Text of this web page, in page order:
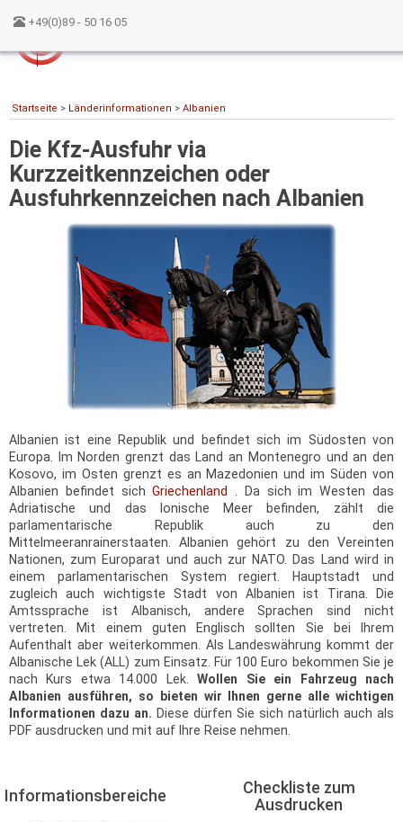
+49(0)89 - 50 16 05
Startseite > Länderinformationen > Albanien
Die Kfz-Ausfuhr via
Kurzzeitkennzeichen oder
Ausfuhrkennzeichen nach Albanien
Albanien ist eine Republik und befindet sich im Südosten von
Europa. Im Norden grenzt das Land an Montenegro und an den
Kosovo, im Osten grenzt es an Mazedonien und im Süden von
Albanien befindet sichGriechenland . Da sich im Westen das
Adriatische und das Ionische Meer befinden, zählt die
parlamentarische Republik auch zu den
Mittelmeeranrainerstaaten. Albanien gehört zu den Vereinten
Nationen, zum Europarat und auch zur NATO. Das Land wird in
einem parlamentarischen System regiert. Hauptstadt und
zugleich auch wichtigste Stadt von Albanien ist Tirana. Die
Amtssprache ist Albanisch, andere Sprachen sind nicht
vertreten. Mit einem guten Englisch sollten Sie bei Ihrem
Aufenthalt aber weiterkommen. Als Landeswährung kommt der
Albanische Lek (ALL) zum Einsatz. Für 100 Euro bekommen Sie je
nach Kurs etwa 14.000 Lek.Wollen Sie ein Fahrzeug nach
Albanien ausführen, so bieten wir Ihnen gerne alle wichtigen
Informationen dazu an. Diese dürfen Sie sich natürlich auch als
PDF ausdrucken und mit auf Ihre Reise nehmen.
Informationsbereiche
Checkliste zum
Ausdrucken